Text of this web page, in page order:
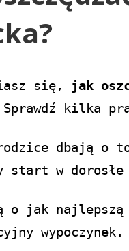
się, jak
Sprawdź kilka
rodzice dbają o
start w
o jak najlepszą
wypoczynek.